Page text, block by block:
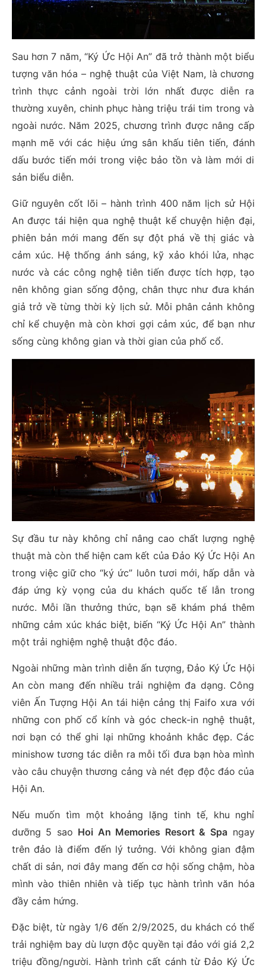
Sau hơn 7 năm, “Ký Ức Hội An” đã trở thành một biểu
tượng văn hóa – nghệ thuật của Việt Nam, là chương
trình thực cảnh ngoài trời lớn nhất được diễn ra
thường xuyên, chinh phục hàng triệu trái tim trong và
ngoài nước. Năm 2025, chương trình được nâng cấp
mạnh mẽ với các hiệu ứng sân khấu tiên tiến, đánh
dấu bước tiến mới trong việc bảo tồn và làm mới di
sản biểu diễn.
Giữ nguyên cốt lõi – hành trình 400 năm lịch sử Hội
An được tái hiện qua nghệ thuật kể chuyện hiện đại,
phiên bản mới mang đến sự đột phá về thị giác và
cảm xúc. Hệ thống ánh sáng, kỹ xảo khói lửa, nhạc
nước và các công nghệ tiên tiến được tích hợp, tạo
nên không gian sống động, chân thực như đưa khán
giả trở về từng thời kỳ lịch sử. Mỗi phân cảnh không
chỉ kể chuyện mà còn khơi gợi cảm xúc, để bạn như
sống cùng không gian và thời gian của phố cổ.
Sự đầu tư này không chỉ nâng cao chất lượng nghệ
thuật mà còn thể hiện cam kết của Đảo Ký Ức Hội An
trong việc giữ cho “ký ức” luôn tươi mới, hấp dẫn và
đáp ứng kỳ vọng của du khách quốc tế lẫn trong
nước. Mỗi lần thưởng thức, bạn sẽ khám phá thêm
những cảm xúc khác biệt, biến “Ký Ức Hội An” thành
một trải nghiệm nghệ thuật độc đáo.
Ngoài những màn trình diễn ấn tượng, Đảo Ký Ức Hội
An còn mang đến nhiều trải nghiệm đa dạng. Công
viên Ấn Tượng Hội An tái hiện cảng thị Faifo xưa với
những con phố cổ kính và góc check-in nghệ thuật,
nơi bạn có thể ghi lại những khoảnh khắc đẹp. Các
minishow tương tác diễn ra mỗi tối đưa bạn hòa mình
vào câu chuyện thương cảng và nét đẹp độc đáo của
Hội An.
Nếu muốn tìm một khoảng lặng tinh tế, khu nghỉ
dưỡng 5 sao Hoi An Memories Resort & Spangay
trên đảo là điểm đến lý tưởng. Với không gian đậm
chất di sản, nơi đây mang đến cơ hội sống chậm, hòa
mình vào thiên nhiên và tiếp tục hành trình văn hóa
đầy cảm hứng.
Đặc biệt, từ ngày 1/6 đến 2/9/2025, du khách có thể
trải nghiệm bay dù lượn độc quyền tại đảo với giá 2,2
triệu đồng/người. Hành trình cất cánh từ Đảo Ký Ức